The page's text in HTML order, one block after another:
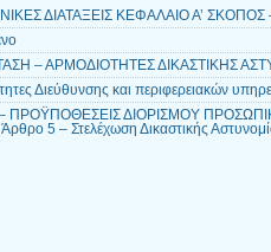
ΔΙΑΤΑΞΕΙΣ ΚΕΦΑΛΑΙΟ Α’ ΣΚΟΠΟΣ
– ΑΡΜΟΔΙΟΤΗΤΕΣ ΔΙΚΑΣΤΙΚΗΣ
Διεύθυνσης και περιφερειακών
ΠΡΟΫΠΟΘΕΣΕΙΣ ΔΙΟΡΙΣΜΟΥ
5 – Στελέχωση Δικαστικής